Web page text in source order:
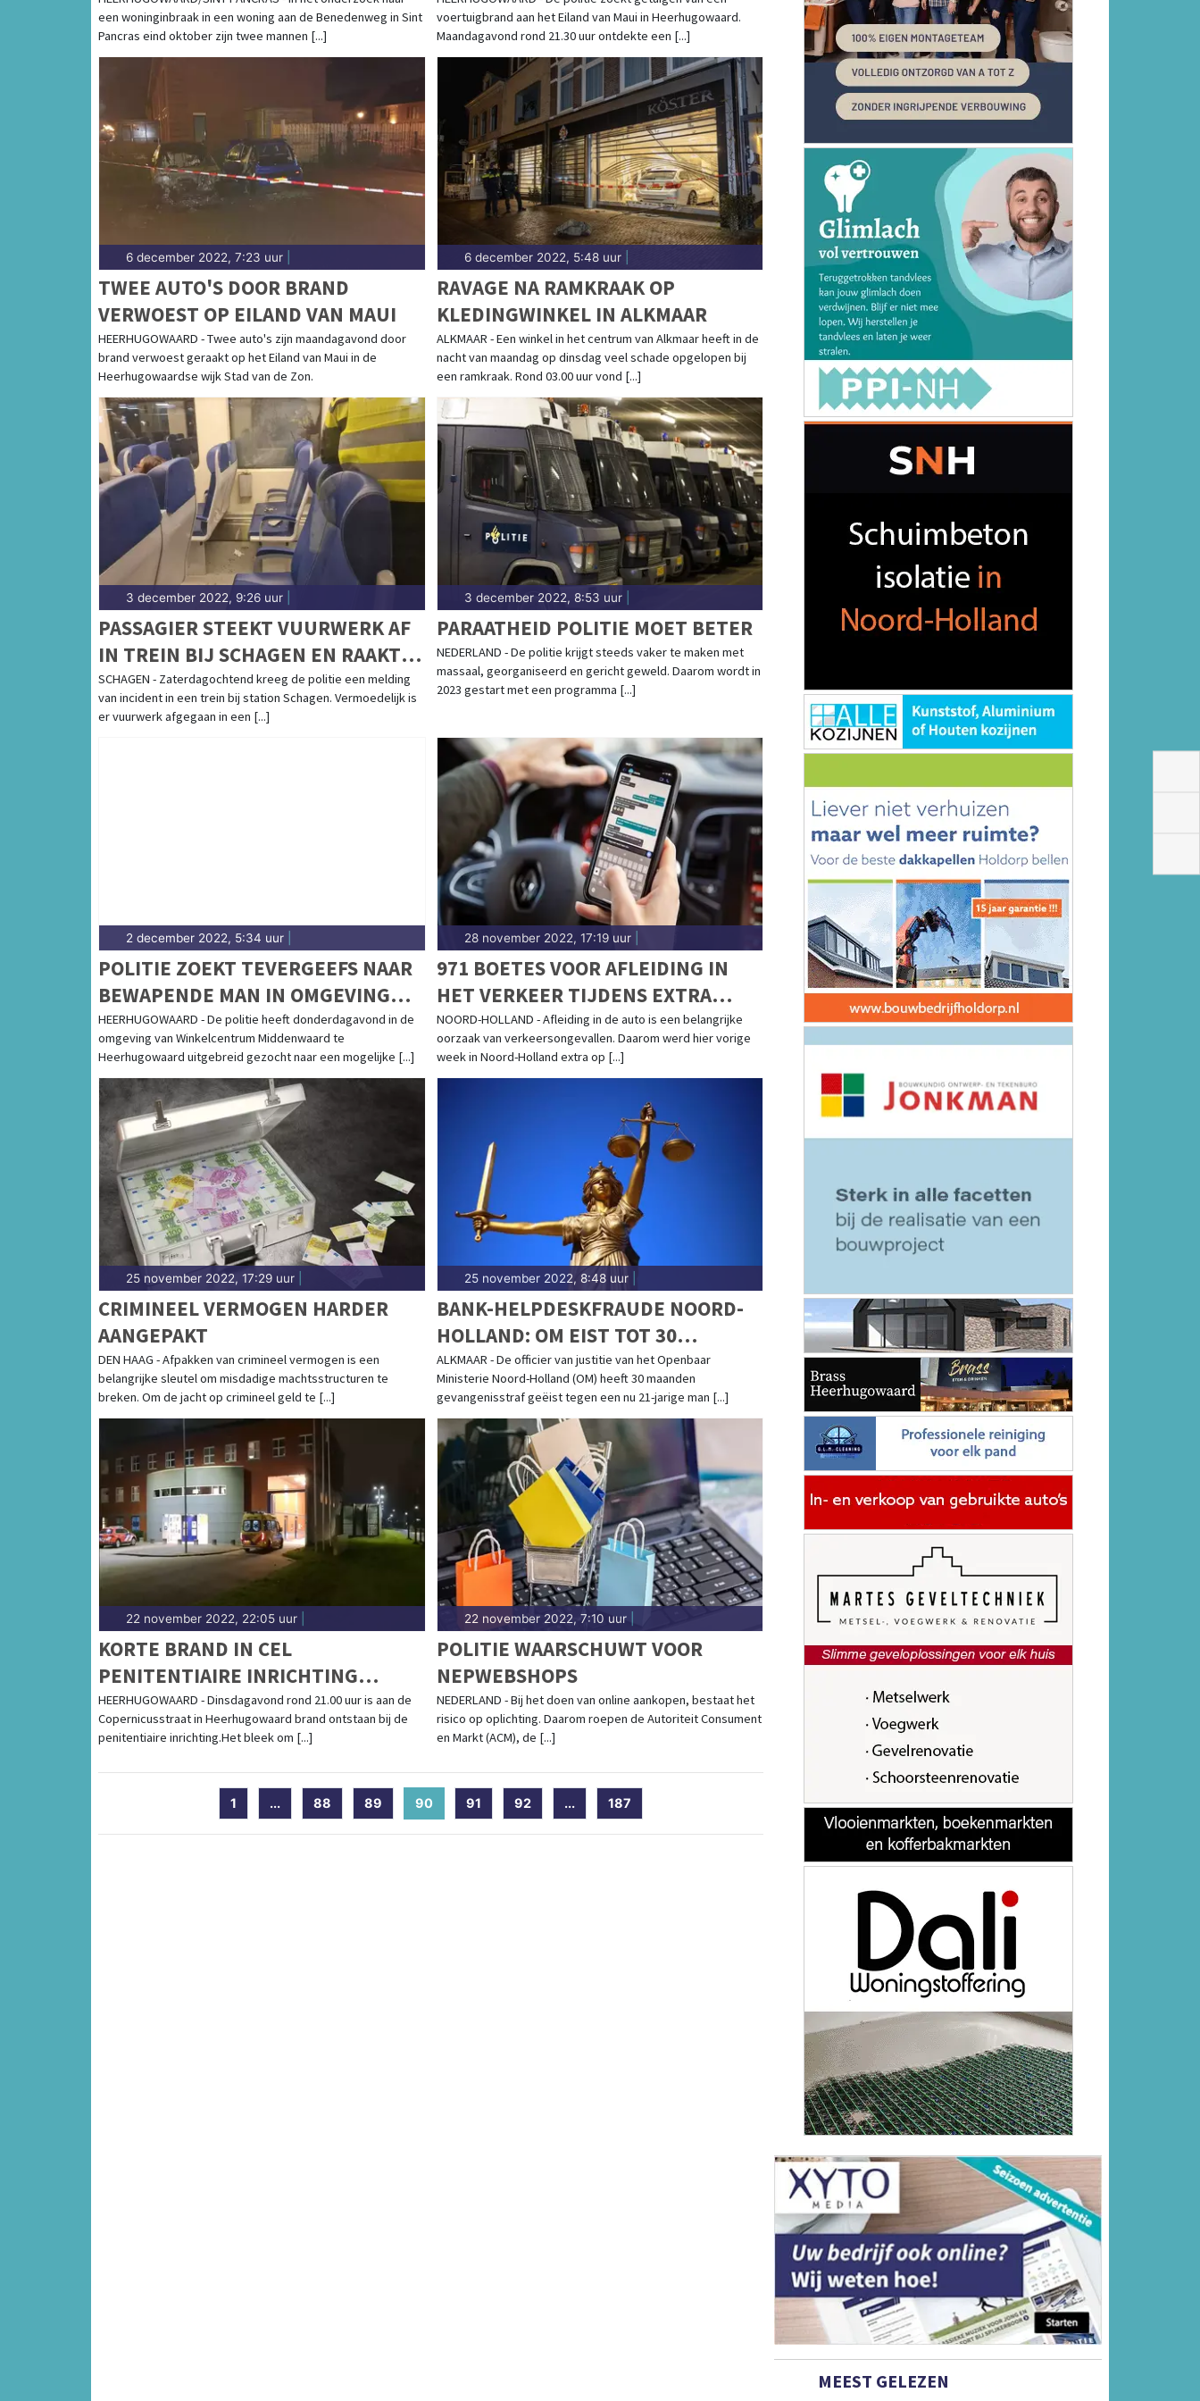
getuige van een misdrijf of ongeluk of bij een vermissing in Heerhugowaard, wil je dat direct
weten. Goed nieuws, want wij houden jou up-to-date met het laatste nieuws uit Heerhugowaard.
COMPLETE VERHALEN 112 HEERHUGOWAARD
Als betrokken Heerhugowaarder wil je zo snel mogelijk weten wat er allemaal speelt in jouw
regio. Dat snappen wij! Daarom brengen onze bevlogen reporters het laatste 112 nieuws direct
bij jou thuis. Daarbij informeren ze jou over de feiten en gaan ze op zoek naar de complete
verhalen achter het nieuws. Op de site van Heerhugowaards Dagblad vind jij altijd direct het
laatste nieuws uit Heerhugowaard en de regio.
een woninginbraak in een woning aan de Benedenweg in Sint
Pancras eind oktober zijn twee mannen [...]
voertuigbrand aan het Eiland van Maui in Heerhugowaard.
Maandagavond rond 21.30 uur ontdekte een [...]
6 december 2022, 7:23 uur
TWEE AUTO'S DOOR BRAND
VERWOEST OP EILAND VAN MAUI
HEERHUGOWAARD - Twee auto's zijn maandagavond door
brand verwoest geraakt op het Eiland van Maui in de
Heerhugowaardse wijk Stad van de Zon.
6 december 2022, 5:48 uur|
RAVAGE NA RAMKRAAK OP
KLEDINGWINKEL IN ALKMAAR
ALKMAAR - Een winkel in het centrum van Alkmaar heeft in de
nacht van maandag op dinsdag veel schade opgelopen bij
een ramkraak. Rond 03.00 uur vond [...]
3 december 2022, 9:26 uur
PASSAGIER STEEKT VUURWERK AF
IN TREIN BIJ SCHAGEN EN RAAKT
ZELF GEWOND
SCHAGEN - Zaterdagochtend kreeg de politie een melding
van incident in een trein bij station Schagen. Vermoedelijk is
er vuurwerk afgegaan in een [...]
3 december 2022, 8:53 uur|
PARAATHEID POLITIE MOET BETER
NEDERLAND - De politie krijgt steeds vaker te maken met
massaal, georganiseerd en gericht geweld. Daarom wordt in
2023 gestart met een programma [...]
2 december 2022, 5:34 uur
POLITIE ZOEKT TEVERGEEFS NAAR
BEWAPENDE MAN IN OMGEVING
MIDDENWAARD
HEERHUGOWAARD - De politie heeft donderdagavond in de
omgeving van Winkelcentrum Middenwaard te
Heerhugowaard uitgebreid gezocht naar een mogelijke [...]
28 november 2022, 17:19 uur|
971 BOETES VOOR AFLEIDING IN
HET VERKEER TIJDENS EXTRA
CONTROLES
NOORD-HOLLAND - Afleiding in de auto is een belangrijke
oorzaak van verkeersongevallen. Daarom werd hier vorige
week in Noord-Holland extra op [...]
25 november 2022, 17:29 uur
CRIMINEEL VERMOGEN HARDER
AANGEPAKT
DEN HAAG - Afpakken van crimineel vermogen is een
belangrijke sleutel om misdadige machtsstructuren te
breken. Om de jacht op crimineel geld te [...]
25 november 2022, 8:48 uur|
BANK-HELPDESKFRAUDE NOORD-
HOLLAND: OM EIST TOT 30
MAANDEN CELSTRAF
ALKMAAR - De officier van justitie van het Openbaar
Ministerie Noord-Holland (OM) heeft 30 maanden
gevangenisstraf geëist tegen een nu 21-jarige man [...]
22 november 2022, 22:05 uur
KORTE BRAND IN CEL
PENITENTIAIRE INRICHTING
HEERHUGOWAARD
HEERHUGOWAARD - Dinsdagavond rond 21.00 uur is aan de
Copernicusstraat in Heerhugowaard brand ontstaan bij de
penitentiaire inrichting.Het bleek om [...]
22 november 2022, 7:10 uur|
POLITIE WAARSCHUWT VOOR
NEPWEBSHOPS
NEDERLAND - Bij het doen van online aankopen, bestaat het
risico op oplichting. Daarom roepen de Autoriteit Consument
en Markt (ACM), de [...]
1 ... 88 89 90 (current)
91 92 ... 187
MEEST GELEZEN